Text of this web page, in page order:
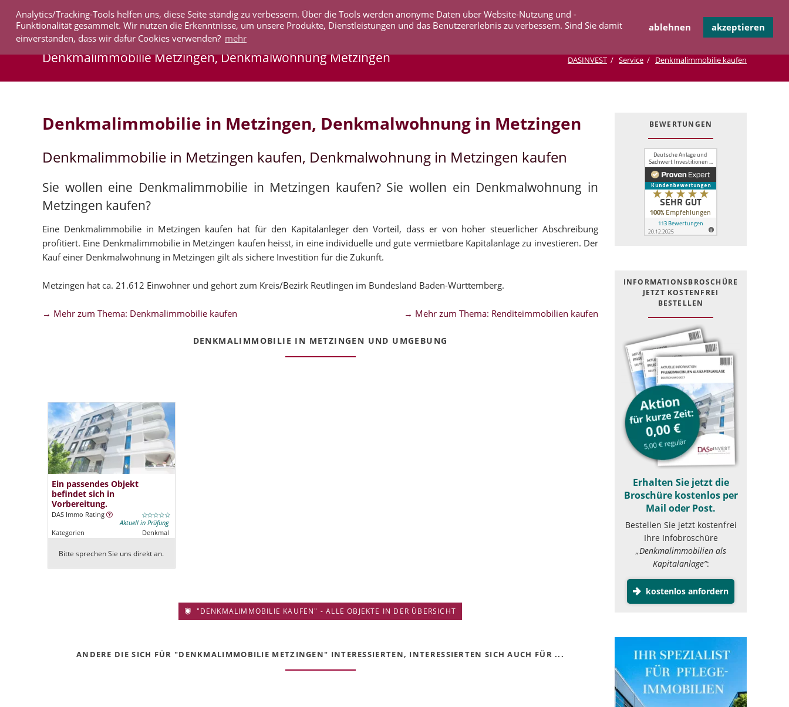
Analytics/Tracking-Tools helfen uns, diese Seite ständig zu verbessern. Über die Tools werden anonyme Daten über Website-Nutzung und -
Funktionalität gesammelt. Wir nutzen die Erkenntnisse, um unsere Produkte, Dienstleistungen und das Benutzererlebnis zu verbessern. Sind Sie damit
einverstanden, dass wir dafür Cookies verwenden? mehr
ablehnen akzeptieren
überspringen
IMMOBILIEN AKTUELLES UNTERNEHMEN SERVICE KOOPERATION KONTAKT
Denkmalimmobilie Metzingen, Denkmalwohnung Metzingen DASINVEST Service Denkmalimmobilie kaufen
Denkmalimmobilie in Metzingen, Denkmalwohnung in Metzingen
Denkmalimmobilie in Metzingen kaufen, Denkmalwohnung in Metzingen kaufen
Sie wollen eine Denkmalimmobilie in Metzingen kaufen? Sie wollen ein Denkmalwohnung in
Metzingen kaufen?
Eine Denkmalimmobilie in Metzingen kaufen hat für den Kapitalanleger den Vorteil, dass er von hoher steuerlicher Abschreibung
profitiert. Eine Denkmalimmobilie in Metzingen kaufen heisst, in eine individuelle und gute vermietbare Kapitalanlage zu investieren. Der
Kauf einer Denkmalwohnung in Metzingen gilt als sichere Investition für die Zukunft.
Metzingen hat ca. 21.612 Einwohner und gehört zum Kreis/Bezirk Reutlingen im Bundesland Baden-Württemberg.
→ Mehr zum Thema: Denkmalimmobilie kaufen → Mehr zum Thema: Renditeimmobilien kaufen
DENKMALIMMOBILIE IN METZINGEN UND UMGEBUNG
Ein passendes Objekt
befindet sich in
Vorbereitung.
DAS Immo Rating
Aktuell in Prüfung
Kategorien
Denkmal
Bitte sprechen Sie uns direkt an.
"DENKMALIMMOBILIE KAUFEN" - ALLE OBJEKTE IN DER ÜBERSICHT
ANDERE DIE SICH FÜR "DENKMALIMMOBILIE METZINGEN" INTERESSIERTEN, INTERESSIERTEN SICH AUCH FÜR ...
BEWERTUNGEN
INFOR­MATIONS­BROSCHÜRE
JETZT KOSTEN­FREI
BESTELLEN
Erhalten Sie jetzt die
Broschüre kostenlos per
Mail oder Post.
Bestellen Sie jetzt kostenfrei
Ihre Infobroschüre
„Denkmalimmobilien als
Kapitalanlage”:
kostenlos anfordern